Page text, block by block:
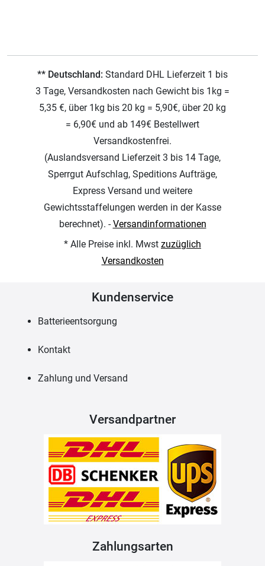
** Deutschland: Standard DHL Lieferzeit 1 bis
3 Tage, Versandkosten nach Gewicht bis 1kg =
5,35 €, über 1kg bis 20 kg = 5,90€, über 20 kg
= 6,90€ und ab 149€ Bestellwert
Versandkostenfrei.
(Auslandsversand Lieferzeit 3 bis 14 Tage,
Sperrgut Aufschlag, Speditions Aufträge,
Express Versand und weitere
Gewichtsstaffelungen werden in der Kasse
berechnet). -Versandinformationen
* Alle Preise inkl. Mwst zuzüglich
Versandkosten
Kundenservice
Batterieentsorgung
Kontakt
Zahlung und Versand
Versandpartner
Zahlungsarten